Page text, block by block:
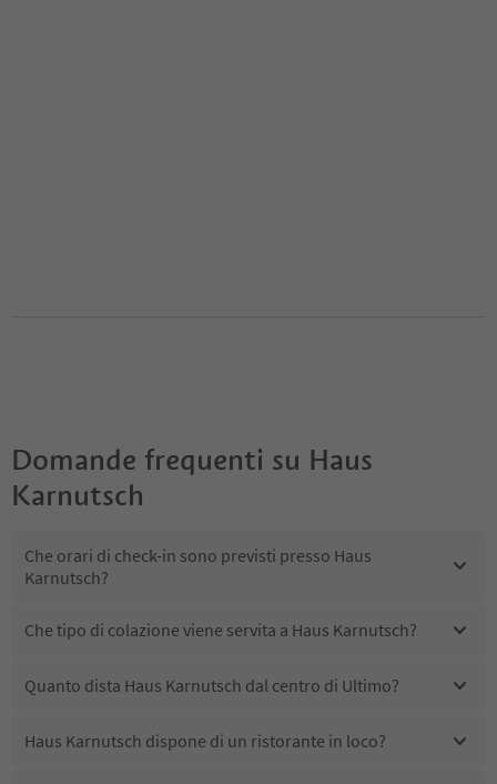
Domande frequenti su Haus
Karnutsch
Che orari di check-in sono previsti presso Haus
Karnutsch?
Che tipo di colazione viene servita a Haus Karnutsch?
Quanto dista Haus Karnutsch dal centro di Ultimo?
Haus Karnutsch dispone di un ristorante in loco?